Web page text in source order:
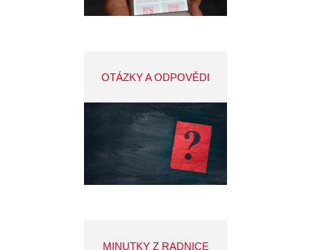
OTÁZKY A ODPOVĚDI
MINUTKY Z RADNICE